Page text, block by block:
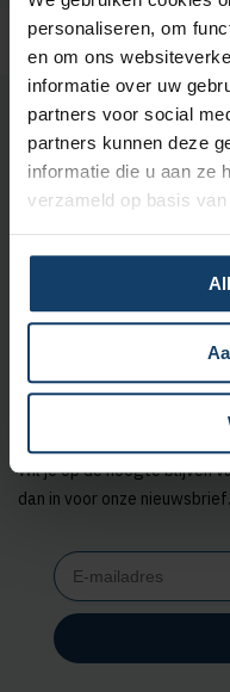
personaliseren, om
en om ons
informatie over uw
partners voor social
partners kunnen deze
informatie die u aan ze
verzameld op basis
Neem contact met
Wij zijn bereikbaar op
uur.
MetKPN Teletolkkun je
Bekijk de
Aanmelden
Wil je op de hoogte blijven
dan in voor onze nieuwsbrief.